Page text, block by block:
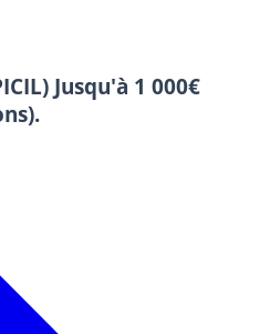
Jusqu'à 1 000€